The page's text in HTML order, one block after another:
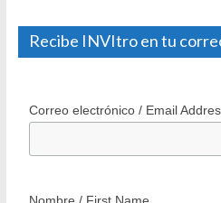
Recibe INVItro en tu
Correo electrónico / Email